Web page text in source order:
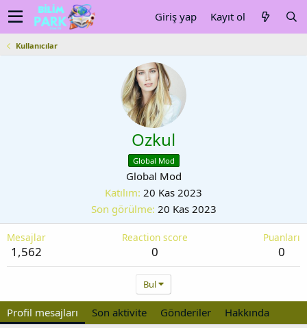
Giriş yap Kayıt ol
Kullanıcılar
Ozkul
Global Mod
Global Mod
Katılım 20 Kas 2023
Son görülme 20 Kas 2023
Mesajlar
1,562
Reaction score
0
Puanları
0
Bul
Profil mesajları Son aktivite Gönderiler Hakkında